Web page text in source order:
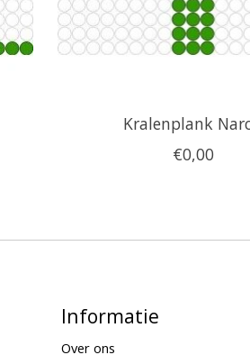
Kralenplank
€0,00
Informatie
Over ons